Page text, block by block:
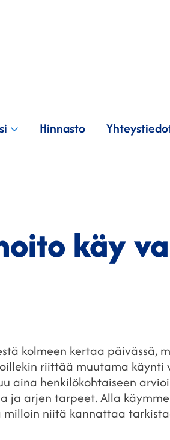
Hinnasto
käy
kolmeen kertaa päivässä,
riittää muutama käynti
aina henkilökohtaiseen
ja arjen tarpeet. Alla
niitä kannattaa